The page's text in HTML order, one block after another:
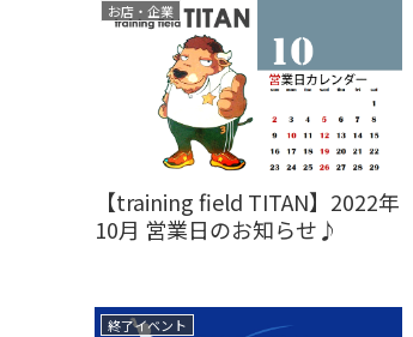
【training field TITAN】2022年
10月 営業日のお知らせ♪
お店・企業
終了イベント